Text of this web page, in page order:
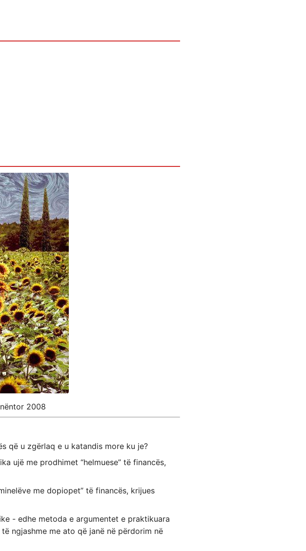
2008
që u zgërlaq e u katandis more ku je?
ujë me prodhimet “helmuese” të financës,
me dopiopet” të financës, krijues
- edhe metoda e argumentet e praktikuara
ngjashme me ato që janë në përdorim në